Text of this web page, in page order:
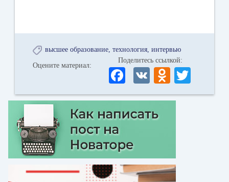
высшее образование технология интервью
Оцените материал:
Поделитесь ссылкой:
Fa
ce
bo
ok
V
K
O
dn
ok
ni
ki
wi